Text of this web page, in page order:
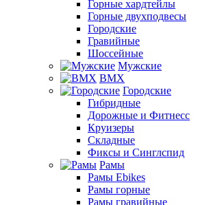
Горные хардтейлы
Горные двухподвесы
Городские
Гравийные
Шоссейные
Мужские
BMX
Городские
Гибридные
Дорожные и Фитнесс
Круизеры
Складные
Фиксы и Синглспид
Рамы
Рамы Ebikes
Рамы горные
Рамы гравийные